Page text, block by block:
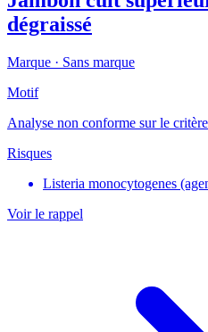
dégraissé
Marque · Sans marque
Motif
Analyse non conforme sur le
Risques
Listeria monocytogenes
Voir le rappel